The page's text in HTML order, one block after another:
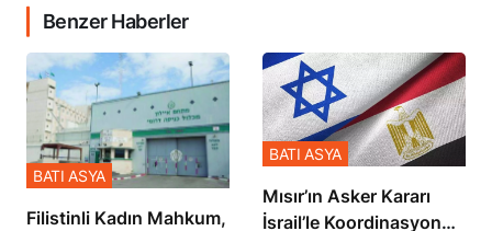
Benzer Haberler
Filistinli Kadın Mahkum,
BATI ASYA
Mısır’ın Asker Kararı
İsrail’le Koordinasyon
BATI ASYA